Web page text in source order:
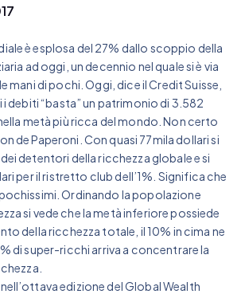
è esplosa del 27% dallo scoppio della
ad oggi, un decennio nel quale si è via
mani di pochi. Oggi, dice il Credit Suisse,
debiti “basta” un patrimonio di 3.582
metà più ricca del mondo. Non certo
de Paperoni. Con quasi 77mila dollari si
detentori della ricchezza globale e si
per il ristretto club dell’1%. Significa che
Ordinando la popolazione
si vede che la metà inferiore possiede
della ricchezza totale, il 10% in cima ne
di super-ricchi arriva a concentrare la
edizione del Global Wealth